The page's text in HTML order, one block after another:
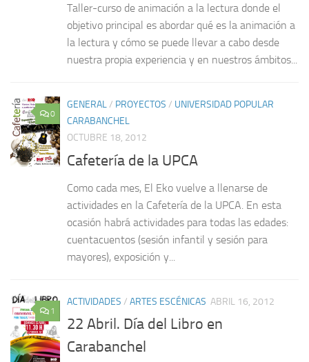
Taller-curso de animación a la lectura donde el
objetivo principal es abordar qué es la animación a
la lectura y cómo se puede llevar a cabo desde
nuestra propia experiencia y en nuestros ámbitos...
0
GENERAL/ PROYECTOS / UNIVERSIDAD POPULAR
CARABANCHEL
OCTUBRE 18, 2012
Cafetería de la UPCA
Como cada mes, El Eko vuelve a llenarse de
actividades en la Cafetería de la UPCA. En esta
ocasión habrá actividades para todas las edades:
cuentacuentos (sesión infantil y sesión para
mayores), exposición y...
1
ACTIVIDADES / ARTES ESCÉNICAS ABRIL 16, 2012
22 Abril. Día del Libro en
Carabanchel